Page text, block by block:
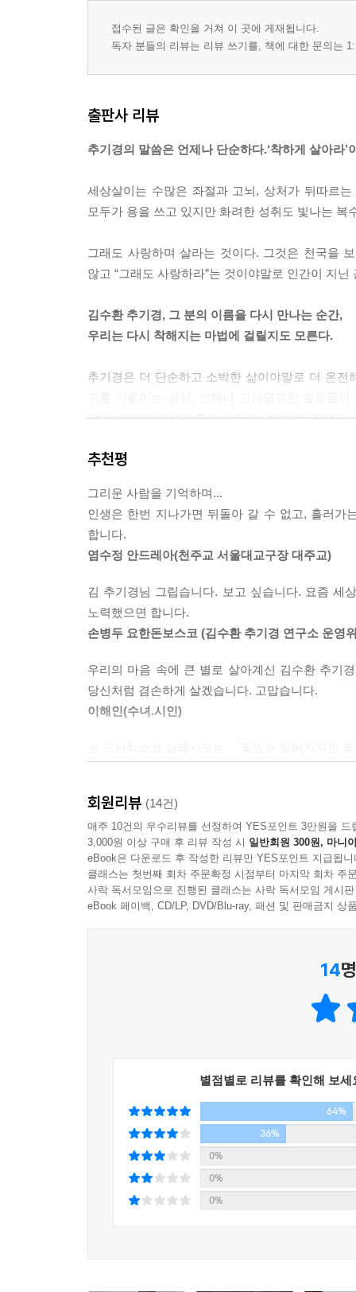
접수된 글은 확인을 거쳐 이 곳에 게재됩니다.
독자 분들의 리뷰는 리뷰 쓰기를, 책에 대한 문의는
출판사 리뷰
추기경의 말씀은 언제나 단순하다.‘착하게 살아라’
세상살이는 수많은 좌절과 고뇌, 상처가 뒤따르
모두가 용을 쓰고 있지만 화려한 성취도 빛나는
그래도 사랑하며 살라는 것이다. 그것은 천국을
않고 “그래도 사랑하라”는 것이야말로 인간이 지
김수환 추기경, 그 분의 이름을 다시 만나는 순간,
우리는 다시 착해지는 마법에 걸릴지도 모른다.
추기경은 더 단순하고 소박한 삶이야말로 더 온
담아, 시적인 영상과 함께 마음에 내려앉는 잠언
추기경의 일상과 행적을 가장 가깝게 스크랩해 온
평화방송, 평화신문 사진 기자로 20여 년 재직하
열었다. 아직도 김 추기경을 그리워하여 전시회
펴내게 되었다. ‘큰 어른’이 부재한 이 시대를 사
희망의 빛을 본다.
마지막 참석하신 성탄미사 동영상 자료, 최초 공개
사람이 그리워, 사람을 좋아했던 김 추기경은 휠
마무리로 보여주고 가셨다. 작가가 촬영 기록한
추천평
그리운 사람을 기억하며...
인생은 한번 지나가면 뒤돌아 갈 수 없고, 흘러
합니다.
염수정 안드레아(천주교 서울대교구장 대주교)
김 추기경님 그립습니다. 보고 싶습니다. 요즘
노력했으면 합니다.
손병두 요한돈보스코 (김수환 추기경 연구소 운영
우리의 마음 속에 큰 별로 살아계신 김수환 추
당신처럼 겸손하게 살겠습니다. 고맙습니다.
이해인(수녀.시인)
회원리뷰 (14건)
매주 10건의 우수리뷰를 선정하여 YES포인트 3만원을 드
3,000원 이상 구매 후 리뷰 작성 시 일반회원 300원, 마니
eBook은 다운로드 후 작성한 리뷰만 YES포인트 지급됩니
클래스는 첫번째 회차 주문확정 시점부터 마지막 회차 주
사락 독서모임으로 진행된 클래스는 사락 독서모임 게시
eBook 페이백, CD/LP, DVD/Blu-ray, 패션 및 판매금지 상
14
별점별로 리뷰를 확인해 보세
64%
36%
0%
0%
0%